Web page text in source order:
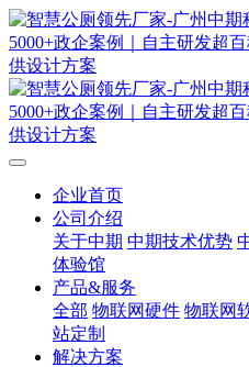
企业首页
公司介绍
关于中期 中期技术优势
体验馆
产品&服务
全部 物联网硬件 物联网
站定制
解决方案